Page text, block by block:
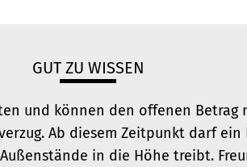
GUT ZU WISSEN
und können den offenen
Ab diesem Zeitpunkt darf ein
in die Höhe treibt.